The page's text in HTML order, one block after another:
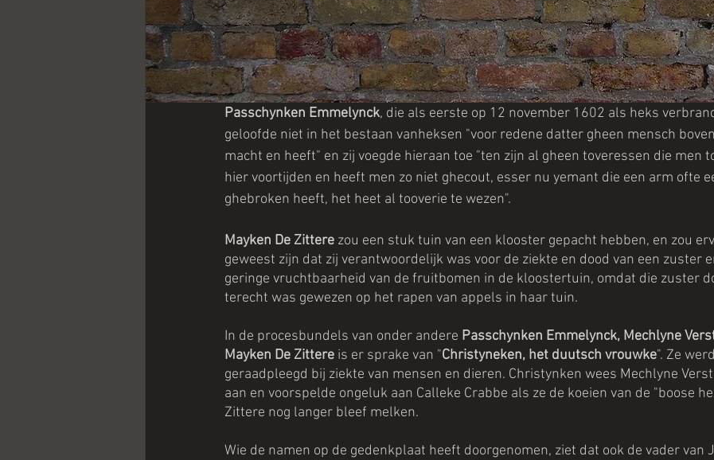
Passchynken Emmelynck, die als eerste op 12 november 1602 als heks
geloofde niet in het bestaan vanheksen "voor redene datter gheen mensch
macht en heeft" en zij voegde hieraan toe "ten zijn al gheen toveressen die men
hier voortijden en heeft men zo niet ghecout, esser nu yemant die een arm ofte
ghebroken heeft, het heet al tooverie te wezen".
Mayken De Zittere zou een stuk tuin van een klooster gepacht hebben, en zou
geweest zijn dat zij verantwoordelijk was voor de ziekte en dood van een zuster
geringe vruchtbaarheid van de fruitbomen in de kloostertuin, omdat die zuster
terecht was gewezen op het rapen van appels in haar tuin.
In de procesbundels van onder andere Passchynken Emmelynck, Mechlyne
Mayken De Zittere is er sprake van "Christyneken, het duutsch vrouwke". Ze
geraadpleegd bij ziekte van mensen en dieren. Christynken wees Mechlyne
aan en voorspelde ongeluk aan Calleke Crabbe als ze de koeien van de "boose
Zittere nog langer bleef melken.
Wie de namen op de gedenkplaat heeft doorgenomen, ziet dat ook de vader van